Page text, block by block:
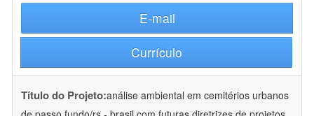
E-mail
Currículo
Título do Projeto:análise ambiental em cemitérios urbanos